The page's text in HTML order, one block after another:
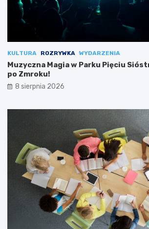
KULTURA ROZRYWKA WYDARZENIA
Muzyczna Magia w Parku Pięciu
po Zmroku!
8 sierpnia 2026